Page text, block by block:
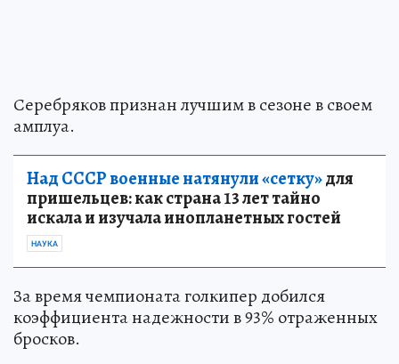
Серебряков признан лучшим в сезоне в своем
амплуа.
Над СССР военные натянули «сетку»для
пришельцев: как страна 13 лет тайно
искала и изучала инопланетных гостей
НАУКА
За время чемпионата голкипер добился
коэффициента надежности в 93% отраженных
бросков.